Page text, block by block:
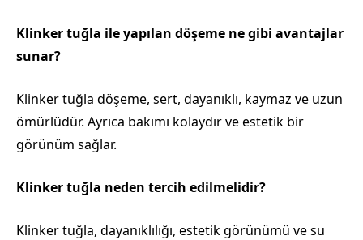
Klinker tuğla ile yapılan döşeme ne gibi avantajlar
sunar?
Klinker tuğla döşeme, sert, dayanıklı, kaymaz ve uzun
ömürlüdür. Ayrıca bakımı kolaydır ve estetik bir
görünüm sağlar.
Klinker tuğla neden tercih edilmelidir?
Klinker tuğla, dayanıklılığı, estetik görünümü ve su